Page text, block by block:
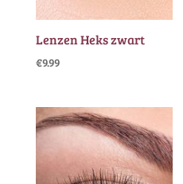
Lenzen Heks zwart
€9.99